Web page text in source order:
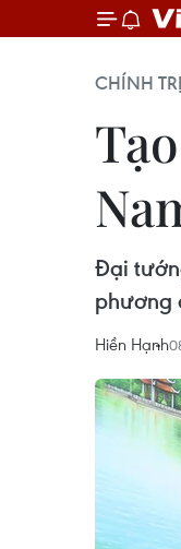
CHÍNH TRỊ
Đại
phương
Hiền Hạnh